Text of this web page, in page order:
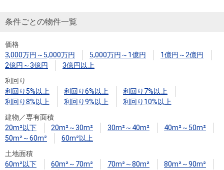
ック）
条件ごとの物件一覧
価格
3,000万円～5,000万円
5,000万円～1億円
1億円～2億円
2億円～3億円
3億円以上
利回り
利回り5%以上
利回り6%以上
利回り7%以上
利回り8%以上
利回り9%以上
利回り10%以上
建物／専有面積
20m²以下
20m²～30m² 30m²～40m²
40m²～50m²
50m²～60m²
60m²以上
土地面積
60m²以下
60m²～70m² 70m²～80m²
80m²～90m²